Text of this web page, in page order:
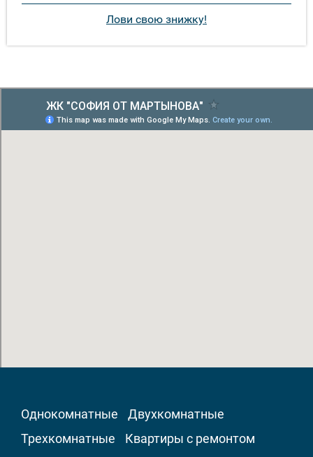
Лови свою знижку!
Однокомнатные
Двухкомнатные
Трехкомнатные
Квартиры с ремонтом